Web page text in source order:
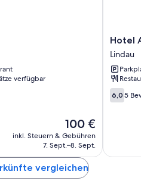
unter anderem:
umweltfreundlicher
und Haartrockner
verfügbar
Der
Preis
beträgt
100 €
inkl. Steuern & Gebühren
7. Sept.–8. Sept.
Hotel
Argo
Lindau
Lindau
Hotel
Lindau
6.0
von
6,0 5
vergleichen